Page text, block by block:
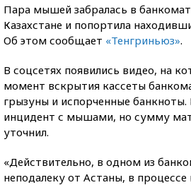
Пара мышей забралась в
Казахстане и попортила
Об этом сообщает «Тенгриньюз».
В соцсетях появились видео, на
момент вскрытия кассеты
грызуны и испорченные
инцидент с мышами, но сумму
уточнил.
«Действительно, в одном из
неподалеку от Астаны, в